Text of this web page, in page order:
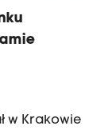
w Krakowie